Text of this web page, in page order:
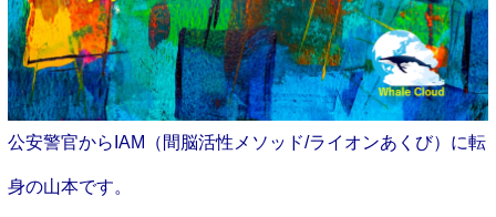
公安警官からIAM（間脳活性メソッド/ライオンあくび）に転
身の山本です。